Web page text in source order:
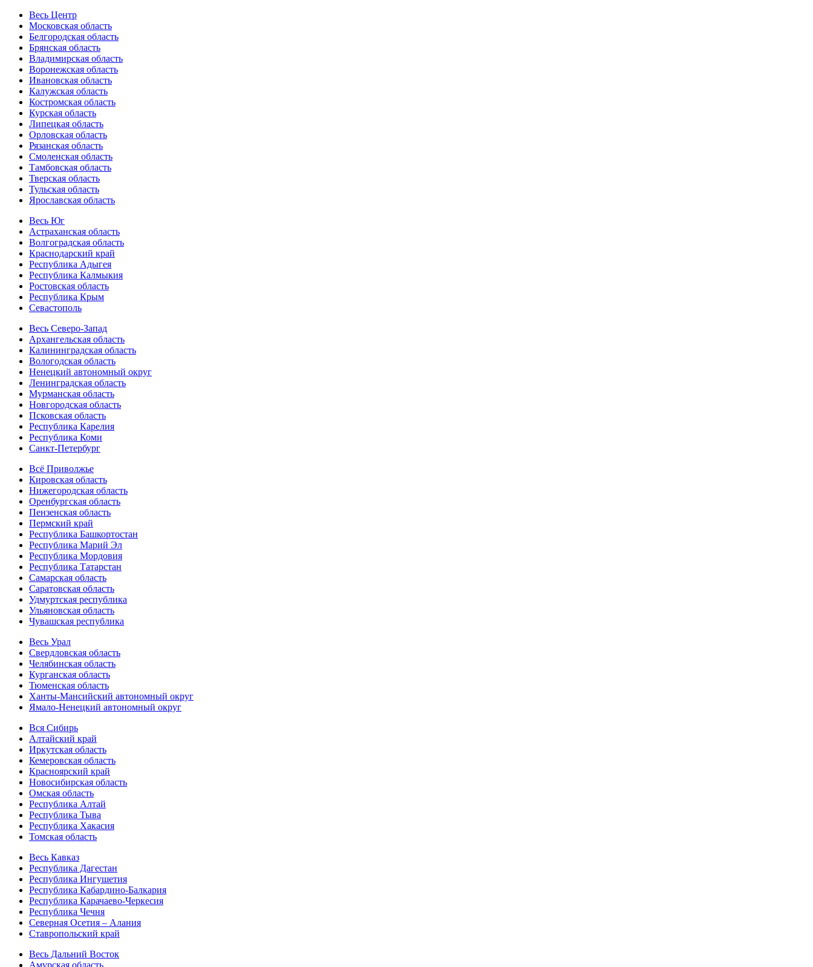
Весь Центр
Московская область
Белгородская область
Брянская область
Владимирская область
Воронежская область
Ивановская область
Калужская область
Костромская область
Курская область
Липецкая область
Орловская область
Рязанская область
Смоленская область
Тамбовская область
Тверская область
Тульская область
Ярославская область
Весь Юг
Астраханская область
Волгоградская область
Краснодарский край
Республика Адыгея
Республика Калмыкия
Ростовская область
Республика Крым
Севастополь
Весь Северо-Запад
Архангельская область
Калининградская область
Вологодская область
Ненецкий автономный округ
Ленинградская область
Мурманская область
Новгородская область
Псковская область
Республика Карелия
Республика Коми
Санкт-Петербург
Всё Приволжье
Кировская область
Нижегородская область
Оренбургская область
Пензенская область
Пермский край
Республика Башкортостан
Республика Марий Эл
Республика Мордовия
Республика Татарстан
Самарская область
Саратовская область
Удмуртская республика
Ульяновская область
Чувашская республика
Весь Урал
Свердловская область
Челябинская область
Курганская область
Тюменская область
Ханты-Мансийский автономный округ
Ямало-Ненецкий автономный округ
Вся Сибирь
Алтайский край
Иркутская область
Кемеровская область
Красноярский край
Новосибирская область
Омская область
Республика Алтай
Республика Тыва
Республика Хакасия
Томская область
Весь Кавказ
Республика Дагестан
Республика Ингушетия
Республика Кабардино-Балкария
Республика Карачаево-Черкесия
Республика Чечня
Северная Осетия – Алания
Ставропольский край
Весь Дальний Восток
Амурская область